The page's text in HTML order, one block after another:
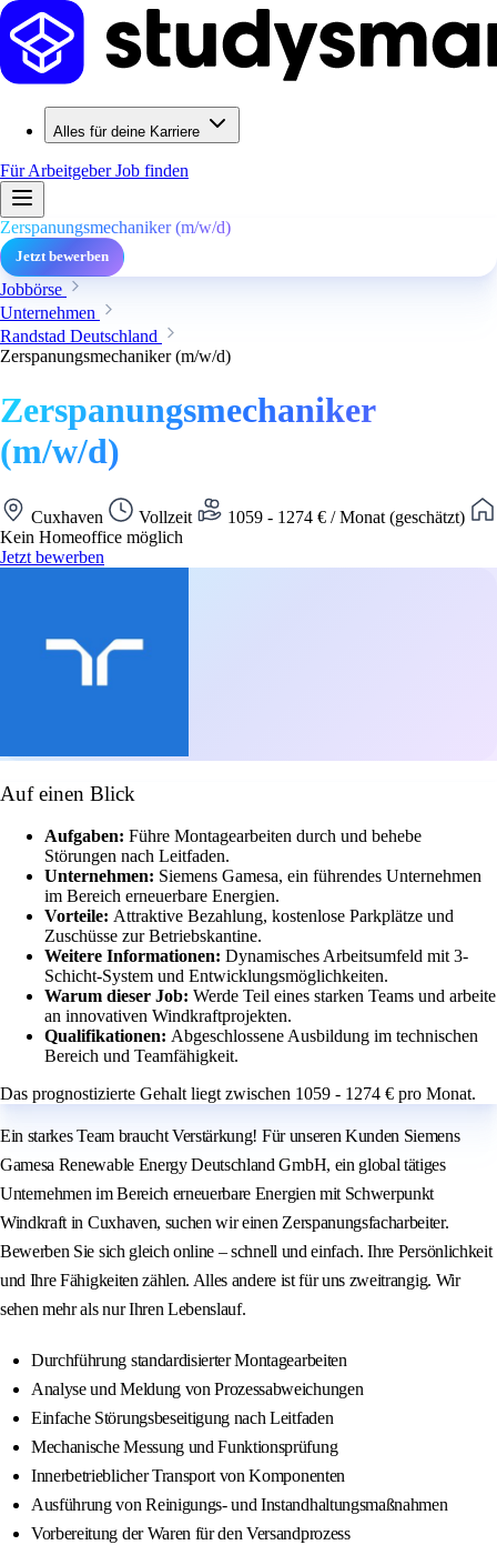
Alles für deine Karriere
Für ArbeitgeberJob finden
Zerspanungsmechaniker (m/w/d)
Jetzt bewerben
Jobbörse
Unternehmen
Randstad Deutschland
Zerspanungsmechaniker (m/w/d)
Zerspanungsmechaniker
(m/w/d)
Cuxhaven Vollzeit
1059 - 1274 € / Monat (geschätzt)
Kein Homeoffice möglich
Jetzt bewerben
Auf einen Blick
Aufgaben: Führe Montagearbeiten durch und behebe
Störungen nach Leitfaden.
Unternehmen: Siemens Gamesa, ein führendes Unternehmen
im Bereich erneuerbare Energien.
Vorteile: Attraktive Bezahlung, kostenlose Parkplätze und
Zuschüsse zur Betriebskantine.
Weitere Informationen: Dynamisches Arbeitsumfeld mit 3-
Schicht-System und Entwicklungsmöglichkeiten.
Warum dieser Job: Werde Teil eines starken Teams und arbeite
an innovativen Windkraftprojekten.
Qualifikationen: Abgeschlossene Ausbildung im technischen
Bereich und Teamfähigkeit.
Das prognostizierte Gehalt liegt zwischen 1059 - 1274 € pro Monat.
Ein starkes Team braucht Verstärkung! Für unseren Kunden Siemens
Gamesa Renewable Energy Deutschland GmbH, ein global tätiges
Unternehmen im Bereich erneuerbare Energien mit Schwerpunkt
Windkraft in Cuxhaven, suchen wir einen Zerspanungsfacharbeiter.
Bewerben Sie sich gleich online – schnell und einfach. Ihre Persönlichkeit
und Ihre Fähigkeiten zählen. Alles andere ist für uns zweitrangig. Wir
sehen mehr als nur Ihren Lebenslauf.
Durchführung standardisierter Montagearbeiten
Analyse und Meldung von Prozessabweichungen
Einfache Störungsbeseitigung nach Leitfaden
Mechanische Messung und Funktionsprüfung
Innerbetrieblicher Transport von Komponenten
Ausführung von Reinigungs- und Instandhaltungsmaßnahmen
Vorbereitung der Waren für den Versandprozess